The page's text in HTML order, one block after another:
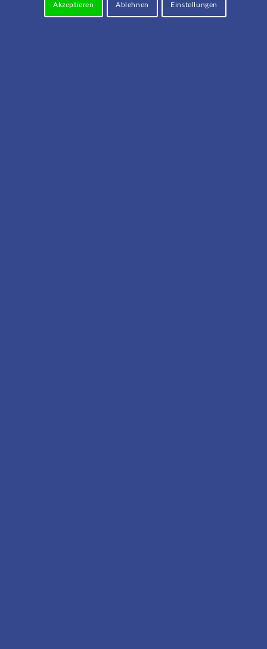
Akzeptieren Ablehnen Einstellungen